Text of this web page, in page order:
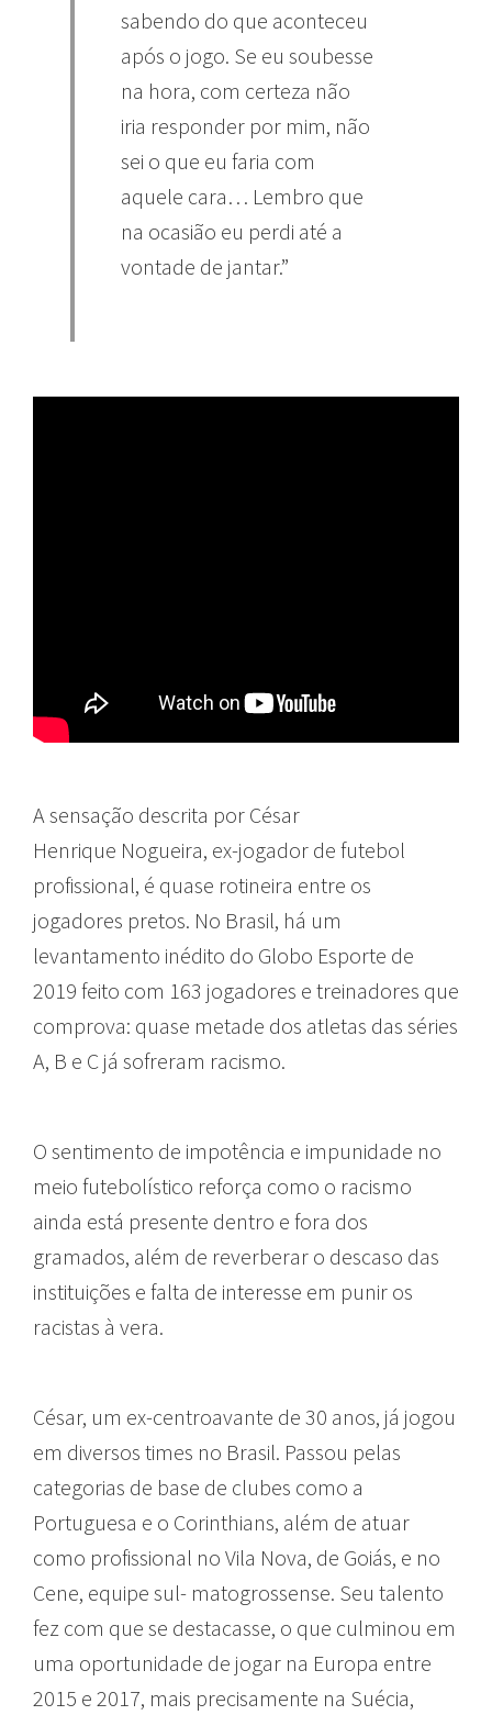
sabendo do que aconteceu
após o jogo. Se eu soubesse
na hora, com certeza não
iria responder por mim, não
sei o que eu faria com
aquele cara… Lembro que
na ocasião eu perdi até a
vontade de jantar.”
A sensação descrita por César
Henrique Nogueira, ex-jogador de futebol
profissional, é quase rotineira entre os
jogadores pretos. No Brasil, há um
levantamento inédito do Globo Esporte de
2019 feito com 163 jogadores e treinadores que
comprova: quase metade dos atletas das séries
A, B e C já sofreram racismo.
O sentimento de impotência e impunidade no
meio futebolístico reforça como o racismo
ainda está presente dentro e fora dos
gramados, além de reverberar o descaso das
instituições e falta de interesse em punir os
racistas à vera.
César, um ex-centroavante de 30 anos, já jogou
em diversos times no Brasil. Passou pelas
categorias de base de clubes como a
Portuguesa e o Corinthians, além de atuar
como profissional no Vila Nova, de Goiás, e no
Cene, equipe sul- matogrossense. Seu talento
fez com que se destacasse, o que culminou em
uma oportunidade de jogar na Europa entre
2015 e 2017, mais precisamente na Suécia,